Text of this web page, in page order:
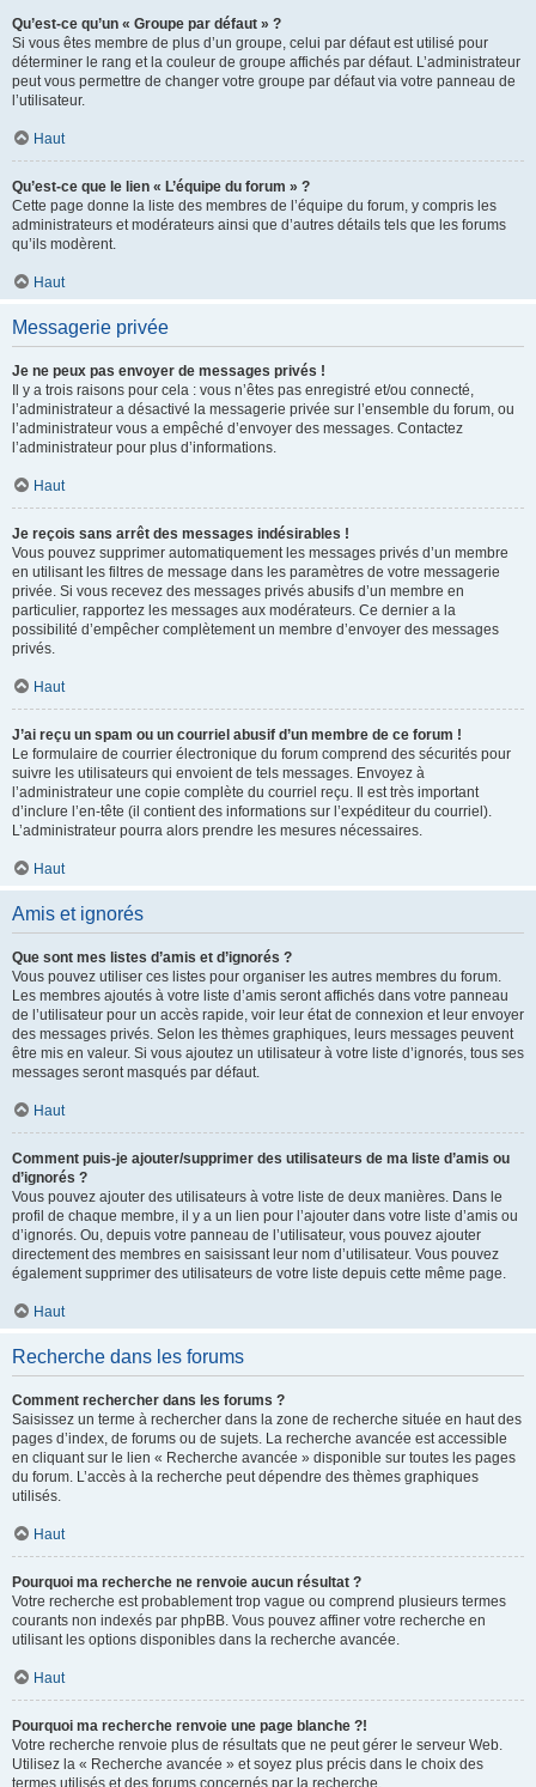
Qu’est-ce qu’un « Groupe par défaut » ?
Si vous êtes membre de plus d’un groupe, celui par défaut est utilisé pour
déterminer le rang et la couleur de groupe affichés par défaut. L’administrateur
peut vous permettre de changer votre groupe par défaut via votre panneau de
l’utilisateur.
Haut
Qu’est-ce que le lien « L’équipe du forum » ?
Cette page donne la liste des membres de l’équipe du forum, y compris les
administrateurs et modérateurs ainsi que d’autres détails tels que les forums
qu’ils modèrent.
Haut
Messagerie privée
Je ne peux pas envoyer de messages privés !
Il y a trois raisons pour cela : vous n’êtes pas enregistré et/ou connecté,
l’administrateur a désactivé la messagerie privée sur l’ensemble du forum, ou
l’administrateur vous a empêché d’envoyer des messages. Contactez
l’administrateur pour plus d’informations.
Haut
Je reçois sans arrêt des messages indésirables !
Vous pouvez supprimer automatiquement les messages privés d’un membre
en utilisant les filtres de message dans les paramètres de votre messagerie
privée. Si vous recevez des messages privés abusifs d’un membre en
particulier, rapportez les messages aux modérateurs. Ce dernier a la
possibilité d’empêcher complètement un membre d’envoyer des messages
privés.
Haut
J’ai reçu un spam ou un courriel abusif d’un membre de ce forum !
Le formulaire de courrier électronique du forum comprend des sécurités pour
suivre les utilisateurs qui envoient de tels messages. Envoyez à
l’administrateur une copie complète du courriel reçu. Il est très important
d’inclure l’en-tête (il contient des informations sur l’expéditeur du courriel).
L’administrateur pourra alors prendre les mesures nécessaires.
Haut
Amis et ignorés
Que sont mes listes d’amis et d’ignorés ?
Vous pouvez utiliser ces listes pour organiser les autres membres du forum.
Les membres ajoutés à votre liste d’amis seront affichés dans votre panneau
de l’utilisateur pour un accès rapide, voir leur état de connexion et leur envoyer
des messages privés. Selon les thèmes graphiques, leurs messages peuvent
être mis en valeur. Si vous ajoutez un utilisateur à votre liste d’ignorés, tous ses
messages seront masqués par défaut.
Haut
Comment puis-je ajouter/supprimer des utilisateurs de ma liste d’amis ou
d’ignorés ?
Vous pouvez ajouter des utilisateurs à votre liste de deux manières. Dans le
profil de chaque membre, il y a un lien pour l’ajouter dans votre liste d’amis ou
d’ignorés. Ou, depuis votre panneau de l’utilisateur, vous pouvez ajouter
directement des membres en saisissant leur nom d’utilisateur. Vous pouvez
également supprimer des utilisateurs de votre liste depuis cette même page.
Haut
Recherche dans les forums
Comment rechercher dans les forums ?
Saisissez un terme à rechercher dans la zone de recherche située en haut des
pages d’index, de forums ou de sujets. La recherche avancée est accessible
en cliquant sur le lien « Recherche avancée » disponible sur toutes les pages
du forum. L’accès à la recherche peut dépendre des thèmes graphiques
utilisés.
Haut
Pourquoi ma recherche ne renvoie aucun résultat ?
Votre recherche est probablement trop vague ou comprend plusieurs termes
courants non indexés par phpBB. Vous pouvez affiner votre recherche en
utilisant les options disponibles dans la recherche avancée.
Haut
Pourquoi ma recherche renvoie une page blanche ?!
Votre recherche renvoie plus de résultats que ne peut gérer le serveur Web.
Utilisez la « Recherche avancée » et soyez plus précis dans le choix des
termes utilisés et des forums concernés par la recherche.